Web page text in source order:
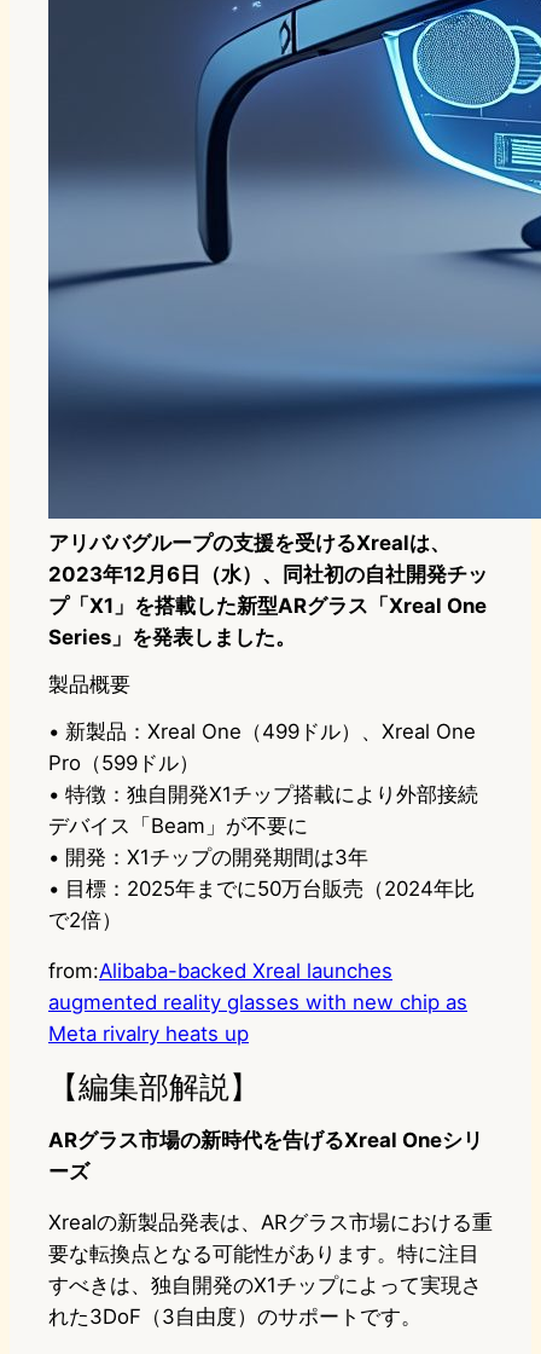
アリババグループの支援を受けるXrealは、
2023年12月6日（水）、同社初の自社開発チッ
プ「X1」を搭載した新型ARグラス「Xreal One
Series」を発表しました。
製品概要
• 新製品：Xreal One（499ドル）、Xreal One
Pro（599ドル）
• 特徴：独自開発X1チップ搭載により外部接続
デバイス「Beam」が不要に
• 開発：X1チップの開発期間は3年
• 目標：2025年までに50万台販売（2024年比
で2倍）
from:Alibaba-backed Xreal launches
augmented reality glasses with new chip as
Meta rivalry heats up
【編集部解説】
ARグラス市場の新時代を告げるXreal Oneシリ
ーズ
Xrealの新製品発表は、ARグラス市場における重
要な転換点となる可能性があります。特に注目
すべきは、独自開発のX1チップによって実現さ
れた3DoF（3自由度）のサポートです。